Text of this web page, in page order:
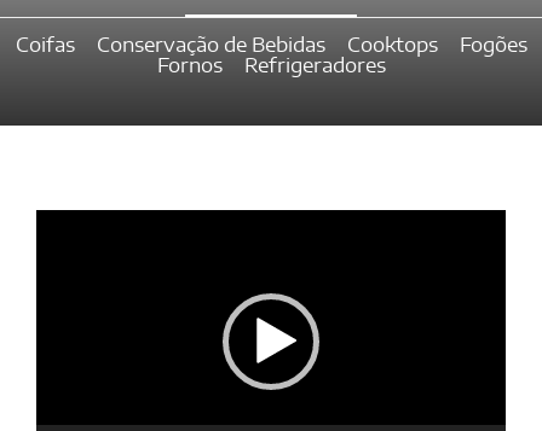
Coifas Conservação de Bebidas Cooktops
Fogões
Fornos
Refrigeradores